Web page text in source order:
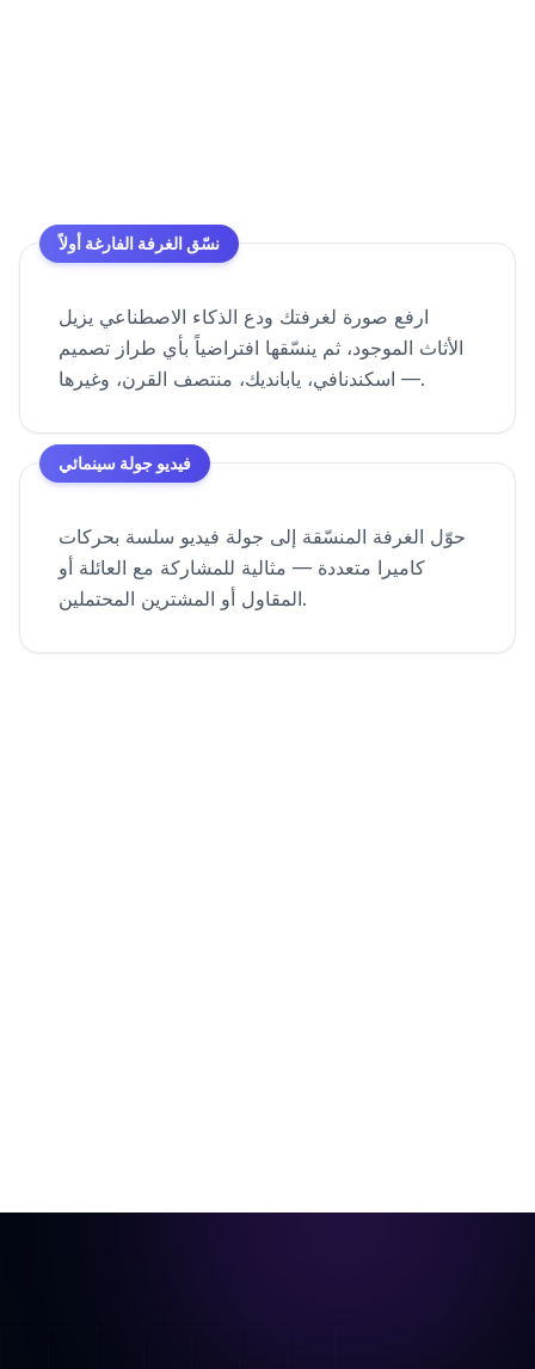
نسّق الغرفة الفارغة أولاً
ارفع صورة لغرفتك ودع الذكاء الاصطناعي يزيل
الأثاث الموجود، ثم ينسّقها افتراضياً بأي طراز تصميم
— اسكندنافي، يابانديك، منتصف القرن، وغيرها.
فيديو جولة سينمائي
حوّل الغرفة المنسّقة إلى جولة فيديو سلسة بحركات
كاميرا متعددة — مثالية للمشاركة مع العائلة أو
المقاول أو المشترين المحتملين.